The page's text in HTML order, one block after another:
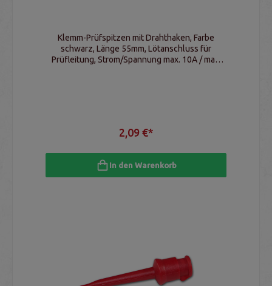
Klemm-Prüfspitzen mit Drahthaken, Farbe
schwarz, Länge 55mm, Lötanschluss für
Prüfleitung, Strom/Spannung max. 10A / max.
2,09 €*
In den Warenkorb